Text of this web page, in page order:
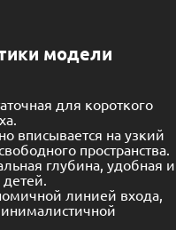
модели
для короткого
вписывается на узкий
пространства.
глубина, удобная и
линией входа,